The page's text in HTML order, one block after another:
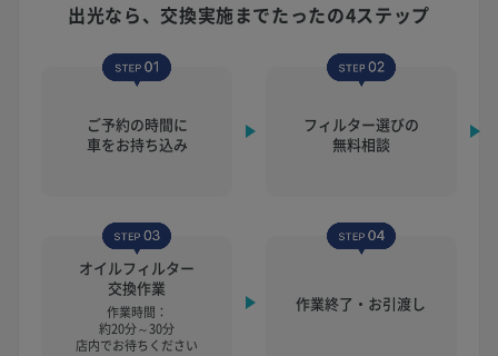
出光なら、交換実施までたったの4ステップ
ご予約の時間に
車をお持ち込み
フィルター選びの
無料相談
オイルフィルター
交換作業
作業時間：
約20分～30分
店内でお待ちください
作業終了・お引渡し